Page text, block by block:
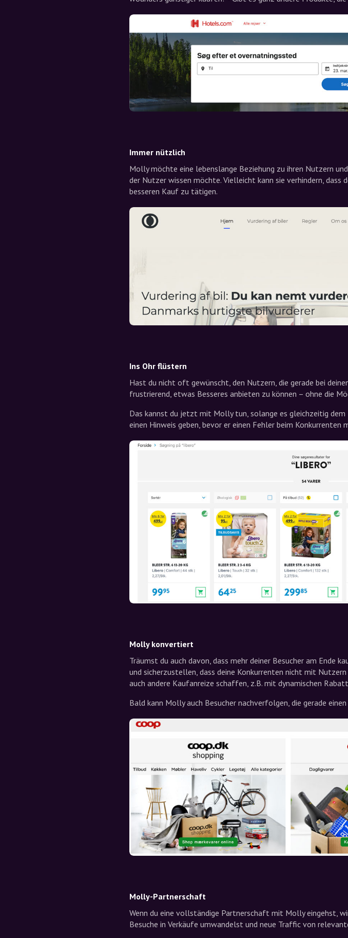
Immer nützlich
Molly möchte eine lebenslange Beziehung zu ihren Nutzern
der Nutzer wissen möchte. Vielleicht kann sie verhindern,
besseren Kauf zu tätigen.
Ins Ohr flüstern
Hast du nicht oft gewünscht, den Nutzern, die gerade bei
frustrierend, etwas Besseres anbieten zu können – ohne die
Das kannst du jetzt mit Molly tun, solange es gleichzeitig
einen Hinweis geben, bevor er einen Fehler beim Konkurrenten
Molly konvertiert
Träumst du auch davon, dass mehr deiner Besucher am Ende
und sicherzustellen, dass deine Konkurrenten nicht mit
auch andere Kaufanreize schaffen, z.B. mit dynamischen
Bald kann Molly auch Besucher nachverfolgen, die gerade
Molly-Partnerschaft
Wenn du eine vollständige Partnerschaft mit Molly eingehst,
Besuche in Verkäufe umwandelst und neue Traffic von